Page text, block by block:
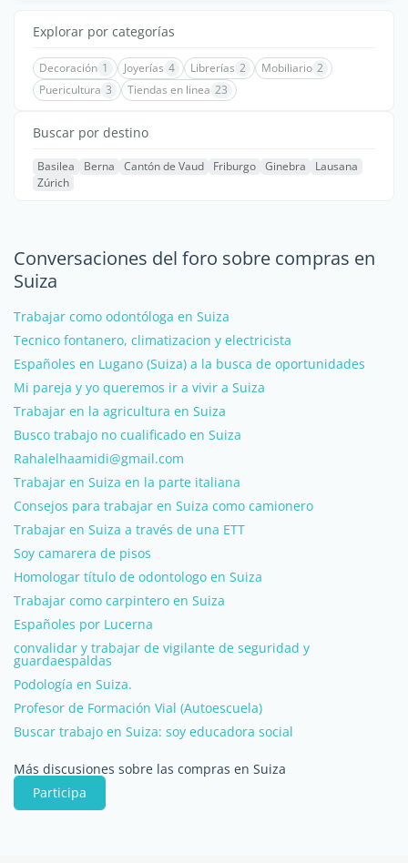
Explorar por categorías
Decoración 1 Joyerías 4 Librerías 2 Mobiliario 2
Puericultura 3 Tiendas en linea 23
Buscar por destino
Basilea Berna Cantón de Vaud Friburgo Ginebra
Lausana
Zúrich
Conversaciones del foro sobre compras en
Suiza
Trabajar como odontóloga en Suiza
Tecnico fontanero, climatizacion y electricista
Españoles en Lugano (Suiza) a la busca de oportunidades
Mi pareja y yo queremos ir a vivir a Suiza
Trabajar en la agricultura en Suiza
Busco trabajo no cualificado en Suiza
Rahalelhaamidi@gmail.com
Trabajar en Suiza en la parte italiana
Consejos para trabajar en Suiza como camionero
Trabajar en Suiza a través de una ETT
Soy camarera de pisos
Homologar título de odontologo en Suiza
Trabajar como carpintero en Suiza
Españoles por Lucerna
convalidar y trabajar de vigilante de seguridad y
guardaespaldas
Podología en Suiza.
Profesor de Formación Vial (Autoescuela)
Buscar trabajo en Suiza: soy educadora social
Más discusiones sobre las compras en Suiza
Participa